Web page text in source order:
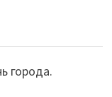
города.